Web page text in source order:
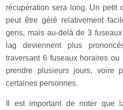
récupération sera long. Un petit
peut être géré relativement
gens, mais au-delà de 3
lag deviennent plus
traversant 6 fuseaux horaires
prendre plusieurs jours, voire
certaines personnes.
Il est important de noter que